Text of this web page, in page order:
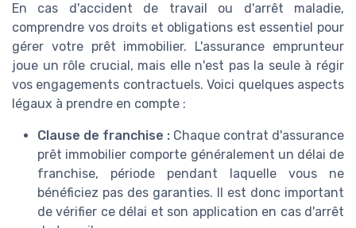
En cas d'accident de travail ou d'arrêt maladie,
comprendre vos droits et obligations est essentiel pour
gérer votre prêt immobilier. L'assurance emprunteur
joue un rôle crucial, mais elle n'est pas la seule à régir
vos engagements contractuels. Voici quelques aspects
légaux à prendre en compte :
Clause de franchise : Chaque contrat d'assurance
prêt immobilier comporte généralement un délai de
franchise, période pendant laquelle vous ne
bénéficiez pas des garanties. Il est donc important
de vérifier ce délai et son application en cas d'arrêt